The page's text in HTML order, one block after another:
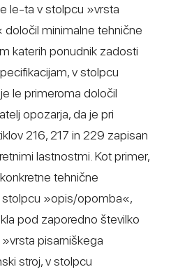
le-ta v stolpcu »vrsta
minimalne tehnične
katerih ponudnik zadosti
v stolpcu
le primeroma določil
opozarja, da je pri
216, 217 in 229 zapisan
lastnostmi. Kot primer,
tehnične
stolpcu »opis/opomba«,
pod zaporedno številko
pisarniškega
stroj, v stolpcu